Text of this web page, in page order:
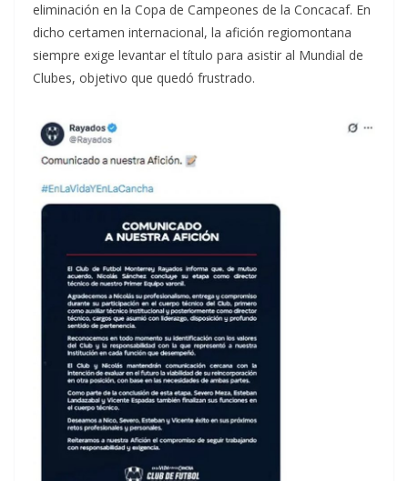
eliminación en la Copa de Campeones de la Concacaf. En
dicho certamen internacional, la afición regiomontana
siempre exige levantar el título para asistir al Mundial de
Clubes, objetivo que quedó frustrado.